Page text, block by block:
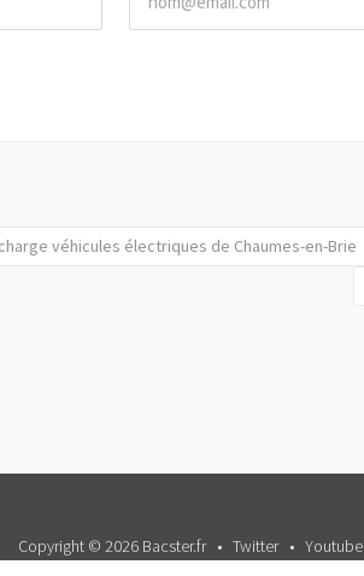
véhicules électriques de Chaumes-en-Brie
Copyright © 2026 Bacster.fr Twitter Youtube